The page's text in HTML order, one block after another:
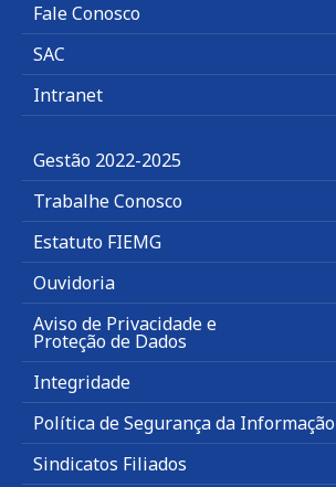
Fale Conosco
SAC
Intranet
Gestão 2022-2025
Trabalhe Conosco
Estatuto FIEMG
Ouvidoria
Aviso de Privacidade e
Proteção de Dados
Integridade
Política de Segurança da Informação
Sindicatos Filiados